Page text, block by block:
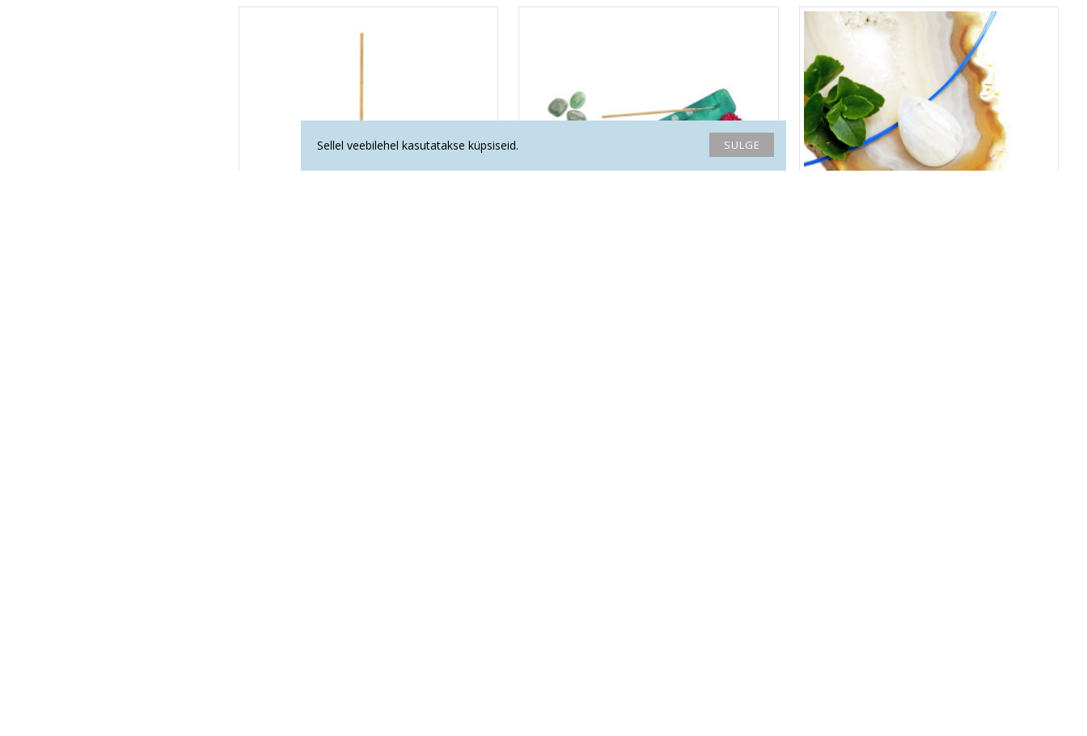
SULGE
Sellel veebilehel kasutatakse küpsiseid.